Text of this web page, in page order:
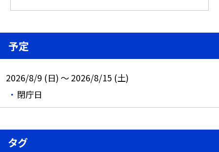
予定
2026/8/9 (日) ～ 2026/8/15 (土)
閉庁日
タグ